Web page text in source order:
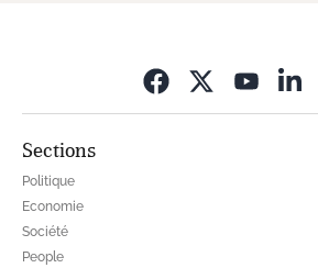
Sections
Politique
Economie
Société
People